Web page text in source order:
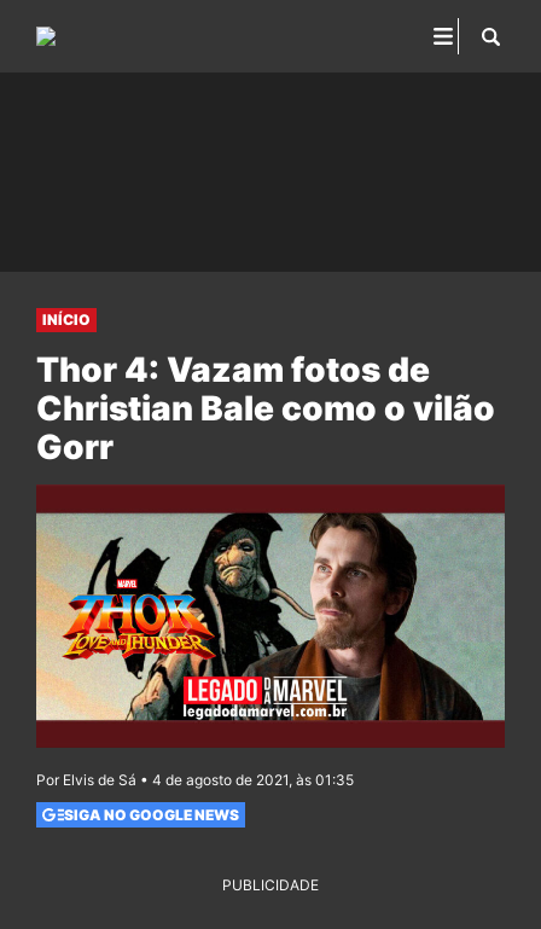
INÍCIO
Thor 4: Vazam fotos de
Christian Bale como o vilão
Gorr
Por Elvis de Sá • 4 de agosto de 2021, às 01:35
SIGA NO GOOGLE NEWS
PUBLICIDADE